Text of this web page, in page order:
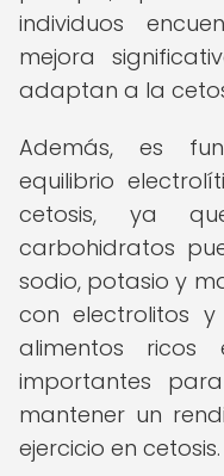
individuos
mejora
adaptan a la
Además, es
equilibrio
cetosis, ya
carbohidratos
sodio, potasio y
con electrolitos
alimentos ricos
importantes
mantener un
ejercicio en cetosis.